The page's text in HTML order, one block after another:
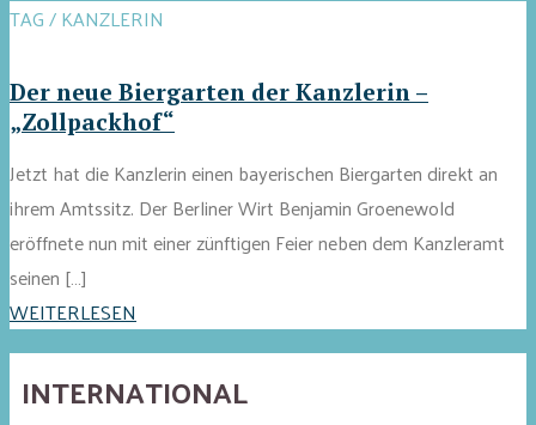
TAG / KANZLERIN
Der neue Biergarten der Kanzlerin –
„Zollpackhof“
Jetzt hat die Kanzlerin einen bayerischen Biergarten direkt an
ihrem Amtssitz. Der Berliner Wirt Benjamin Groenewold
eröffnete nun mit einer zünftigen Feier neben dem Kanzleramt
seinen […]
WEITERLESEN
INTERNATIONAL